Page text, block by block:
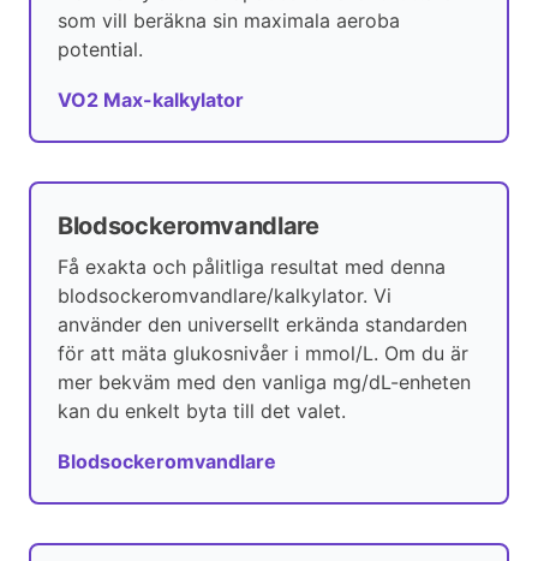
som vill beräkna sin maximala aeroba
potential.
VO2 Max-kalkylator
Blodsockeromvandlare
Få exakta och pålitliga resultat med denna
blodsockeromvandlare/kalkylator. Vi
använder den universellt erkända standarden
för att mäta glukosnivåer i mmol/L. Om du är
mer bekväm med den vanliga mg/dL-enheten
kan du enkelt byta till det valet.
Blodsockeromvandlare